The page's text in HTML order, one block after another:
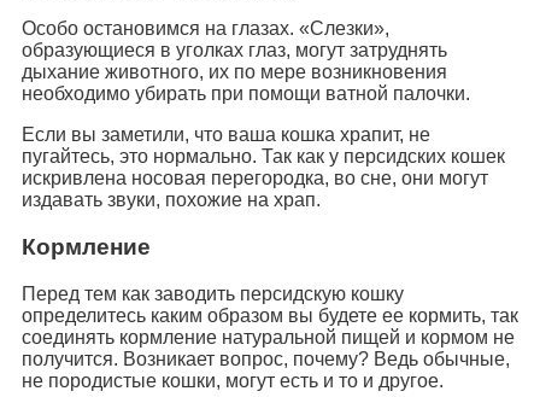
Особо остановимся на глазах. «Слезки»,
образующиеся в уголках глаз, могут затруднять
дыхание животного, их по мере возникновения
необходимо убирать при помощи ватной палочки.
Если вы заметили, что ваша кошка храпит, не
пугайтесь, это нормально. Так как у персидских кошек
искривлена носовая перегородка, во сне, они могут
издавать звуки, похожие на храп.
Кормление
Перед тем как заводить персидскую кошку
определитесь каким образом вы будете ее кормить, так
соединять кормление натуральной пищей и кормом не
получится. Возникает вопрос, почему? Ведь обычные,
не породистые кошки, могут есть и то и другое.